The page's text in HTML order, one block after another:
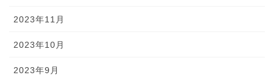
2023年11月
2023年10月
2023年9月